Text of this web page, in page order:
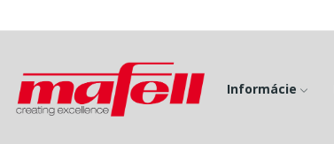
Informácie